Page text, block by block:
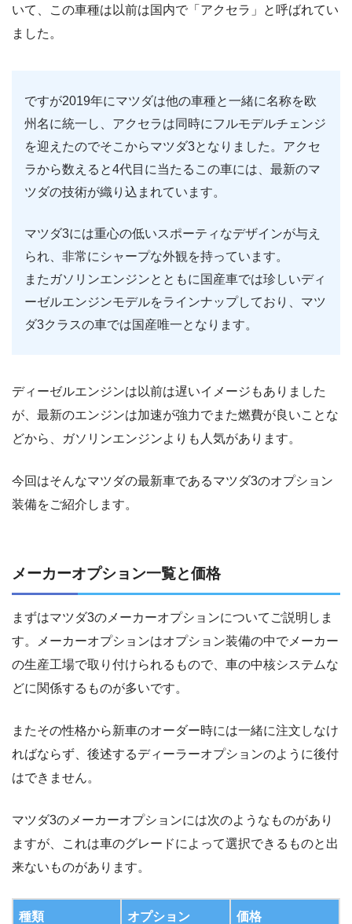
いて、この車種は以前は国内で「アクセラ」と呼ばれてい
ました。
ですが2019年にマツダは他の車種と一緒に名称を欧
州名に統一し、アクセラは同時にフルモデルチェンジ
を迎えたのでそこからマツダ3となりました。アクセ
ラから数えると4代目に当たるこの車には、最新のマ
ツダの技術が織り込まれています。
マツダ3には重心の低いスポーティなデザインが与え
られ、非常にシャープな外観を持っています。
またガソリンエンジンとともに国産車では珍しいディ
ーゼルエンジンモデルをラインナップしており、マツ
ダ3クラスの車では国産唯一となります。
ディーゼルエンジンは以前は遅いイメージもありました
が、最新のエンジンは加速が強力でまた燃費が良いことな
どから、ガソリンエンジンよりも人気があります。
今回はそんなマツダの最新車であるマツダ3のオプション
装備をご紹介します。
メーカーオプション一覧と価格
まずはマツダ3のメーカーオプションについてご説明しま
す。メーカーオプションはオプション装備の中でメーカー
の生産工場で取り付けられるもので、車の中核システムな
どに関係するものが多いです。
またその性格から新車のオーダー時には一緒に注文しなけ
ればならず、後述するディーラーオプションのように後付
はできません。
マツダ3のメーカーオプションには次のようなものがあり
ますが、これは車のグレードによって選択できるものと出
来ないものがあります。
種類 オプション 価格